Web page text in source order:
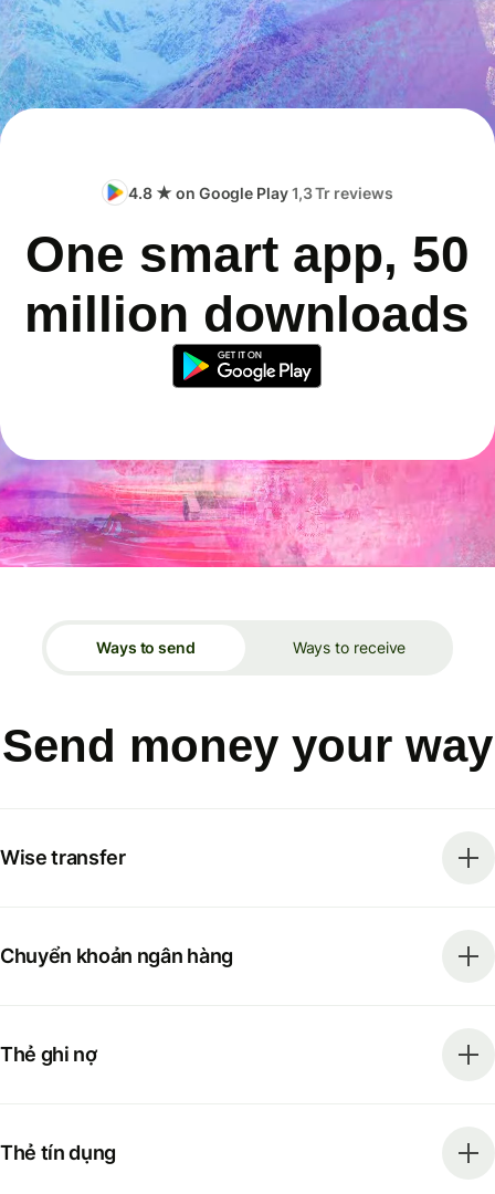
4.8 ★ on Google Play1,3 Tr reviews
One smart app, 50
million downloads
Ways to send Ways to receive
Send money your way
Wise transfer
Chuyển khoản ngân hàng
Thẻ ghi nợ
Thẻ tín dụng